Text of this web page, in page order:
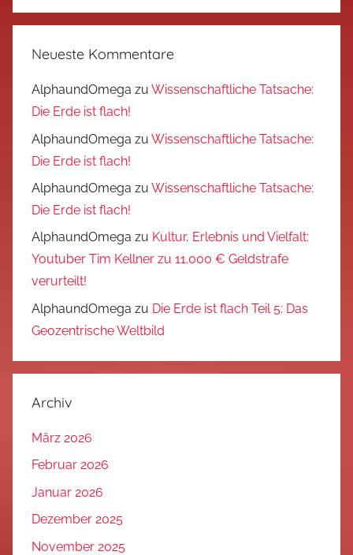
Neueste Kommentare
AlphaundOmega zu Wissenschaftliche Tatsache:
Die Erde ist flach!
AlphaundOmega zu Wissenschaftliche Tatsache:
Die Erde ist flach!
AlphaundOmega zu Wissenschaftliche Tatsache:
Die Erde ist flach!
AlphaundOmega zu Kultur, Erlebnis und Vielfalt:
Youtuber Tim Kellner zu 11.000 € Geldstrafe
verurteilt!
AlphaundOmega zu Die Erde ist flach Teil 5: Das
Geozentrische Weltbild
Archiv
März 2026
Februar 2026
Januar 2026
Dezember 2025
November 2025